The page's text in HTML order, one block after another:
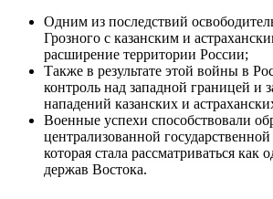
Одним из последствий
Грозного с казанским и
расширение территории России;
Также в результате этой войны в
контроль над западной границей и
нападений казанских и
Военные успехи способствовали
централизованной
которая стала рассматриваться как
держав Востока.